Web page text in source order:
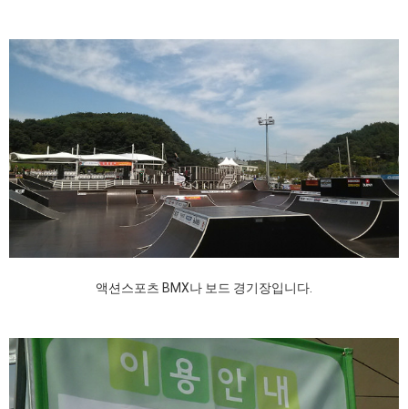
액션스포츠 BMX나 보드 경기장입니다.